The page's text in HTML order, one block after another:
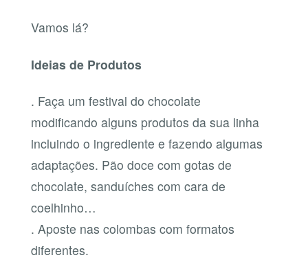
Vamos lá?
Ideias de Produtos
. Faça um festival do chocolate
modificando alguns produtos da sua linha
incluindo o ingrediente e fazendo algumas
adaptações. Pão doce com gotas de
chocolate, sanduíches com cara de
coelhinho…
. Aposte nas colombas com formatos
diferentes.